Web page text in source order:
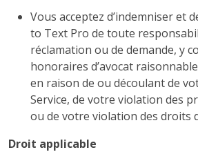
Vous acceptez d’indemniser et
to Text Pro de toute
réclamation ou de demande, y
honoraires d’avocat
en raison de ou découlant de
Service, de votre violation des
ou de votre violation des droits
Droit applicable